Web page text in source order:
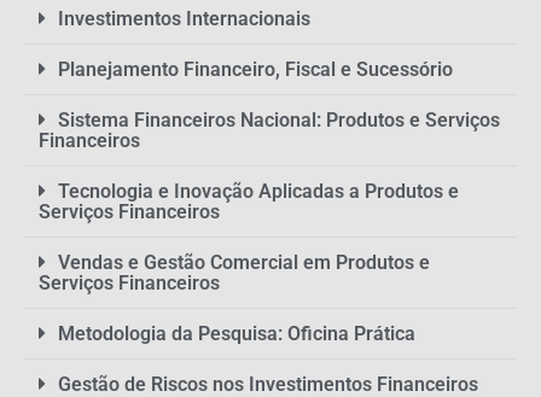
Investimentos Internacionais
Planejamento Financeiro, Fiscal e Sucessório
Sistema Financeiros Nacional: Produtos e Serviços
Financeiros
Tecnologia e Inovação Aplicadas a Produtos e
Serviços Financeiros
Vendas e Gestão Comercial em Produtos e
Serviços Financeiros
Metodologia da Pesquisa: Oficina Prática
Gestão de Riscos nos Investimentos Financeiros